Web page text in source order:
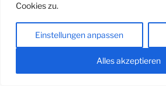
Cookies zu.
Einstellungen anpassen
Alles akzeptieren